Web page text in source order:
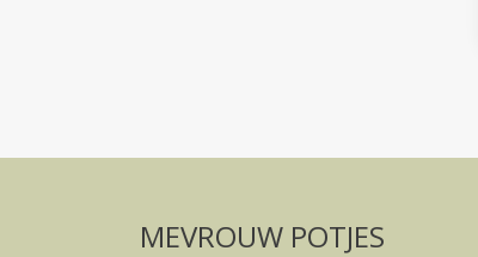
MEVROUW POTJES